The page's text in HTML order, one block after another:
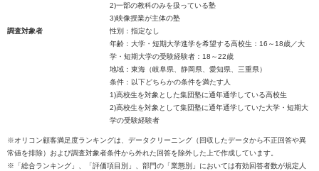
2)一部の教科のみを扱っている塾
3)映像授業が主体の塾
調査対象者
性別：指定なし
年齢：大学・短期大学進学を希望する高校生：16～18歳／大
学・短期大学の受験経験者：18～22歳
地域：東海（岐阜県、静岡県、愛知県、三重県）
条件：以下どちらかの条件を満たす人
1)高校生を対象とした集団塾に通年通学している高校生
2)高校生を対象として集団塾に通年通学していた大学・短期大
学の受験経験者
※オリコン顧客満足度ランキングは、データクリーニング（回収したデータから不正回答や異
常値を排除）および調査対象者条件から外れた回答を除外した上で作成しています。
※「総合ランキング」、「評価項目別」、部門の「業態別」においては有効回答者数が規定人